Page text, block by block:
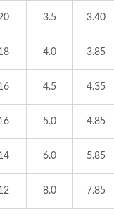
3.5 3.40
4.0 3.85
4.5 4.35
5.0 4.85
6.0 5.85
8.0 7.85